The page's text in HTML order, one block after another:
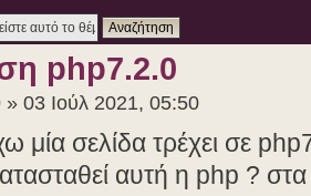
php7.2.0
» 03 Ιούλ 2021, 05:50
μία σελίδα τρέχει σε
αυτή η php ?